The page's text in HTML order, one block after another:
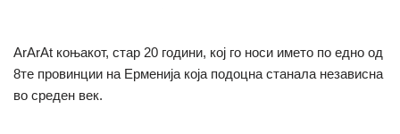
ArArAt коњакот, стар 20 години, кој го носи името по едно од
8те провинции на Ерменија која подоцна станала независна
во среден век.